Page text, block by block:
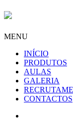
MENU
INÍCIO
PRODUTOS
AULAS
GALERIA
CONTACTOS